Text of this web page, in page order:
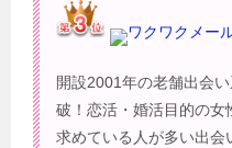
ワクワクメー
開設2001年の老舗出会
破！恋活・婚活目的の女
求めている人が多い出会